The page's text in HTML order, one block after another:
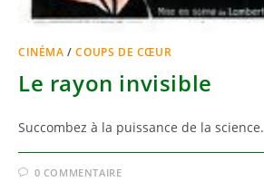
CINÉMA /COUPS DE CŒUR
Le rayon invisible
Succombez à la puissance de la science.
0 COMMENTAIRE